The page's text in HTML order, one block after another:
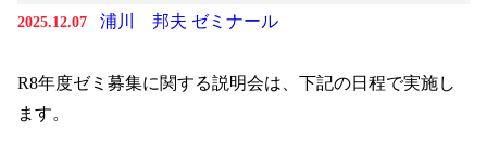
2025.12.07 浦川 邦夫 ゼミナール
R8年度ゼミ募集に関する説明会は、下記の日程で実施し
ます。